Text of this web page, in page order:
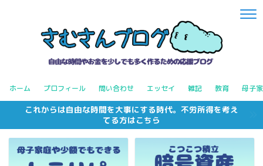
ホーム プロフィール 問い合わせ エッセイ 雑記 教育 母子
これからは自由な時間を大事にする時代。不労所得を考え
てる方はこちら